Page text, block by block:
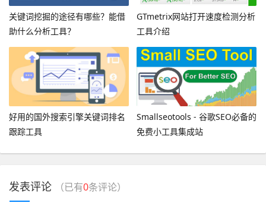
关键词挖掘的途径有哪些？能借
助什么分析工具？
GTmetrix网站打开速度检测分析
工具介绍
好用的国外搜索引擎关键词排名
跟踪工具
Smallseotools - 谷歌SEO必备的
免费小工具集成站
发表评论 （已有0条评论）